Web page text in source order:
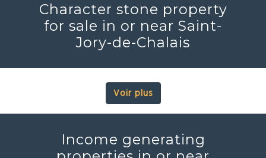
Character stone property
for sale in or near Saint-
Jory-de-Chalais
Voir plus
Income generating